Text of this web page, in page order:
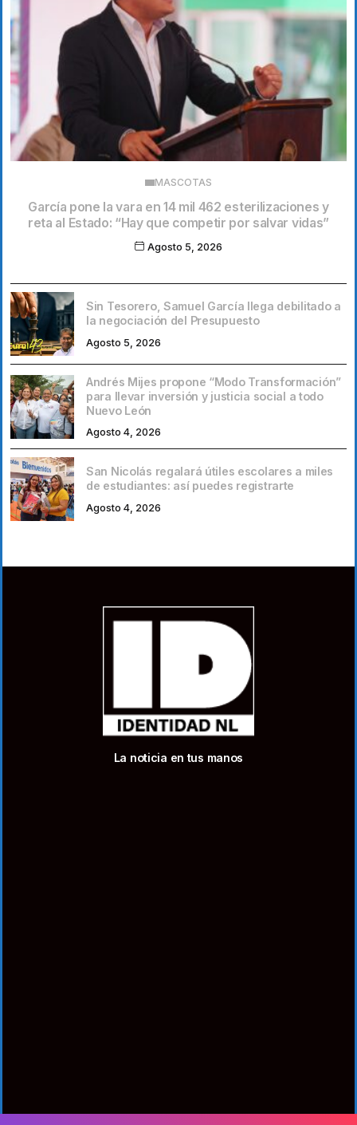
MASCOTAS
García pone la vara en 14 mil 462 esterilizaciones y
reta al Estado: “Hay que competir por salvar vidas”
Agosto 5, 2026
Sin Tesorero, Samuel García llega debilitado a
la negociación del Presupuesto
Agosto 5, 2026
Andrés Mijes propone “Modo Transformación”
para llevar inversión y justicia social a todo
Nuevo León
Agosto 4, 2026
San Nicolás regalará útiles escolares a miles
de estudiantes: así puedes registrarte
Agosto 4, 2026
La noticia en tus manos